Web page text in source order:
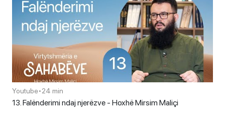
Youtube•24 min
13. Falënderimi ndaj njerëzve - Hoxhë Mirsim Maliçi